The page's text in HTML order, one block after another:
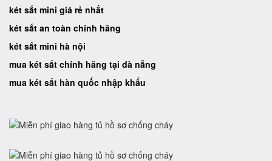
két sắt mini giá rẻ nhất
két sắt an toàn chính hãng
két sắt mini hà nội
mua két sắt chính hãng tại đà nẵng
mua két sắt hàn quốc nhập khẩu